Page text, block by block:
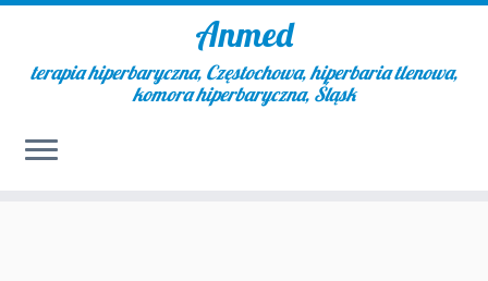
Anmed
terapia hiperbaryczna, Częstochowa, hiperbaria tlenowa,
komora hiperbaryczna, Śląsk